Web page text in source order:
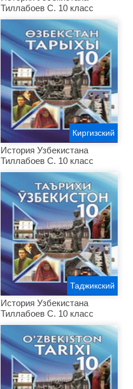
Тиллабоев С. 10 класс
История Узбекистана
Тиллабоев С. 10 класс
Киргизский
История Узбекистана
Тиллабоев С. 10 класс
Таджикский